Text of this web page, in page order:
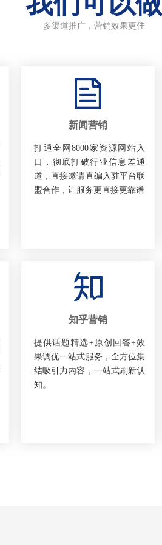
多渠道推广，营销效果更佳
新闻营销
打通全网8000家资源网站入
口，彻底打破行业信息差通
道，直接邀请直编入驻平台联
盟合作，让服务更直接更靠谱
知乎营销
提供话题精选+原创回答+效
果调优一站式服务，全方位集
结吸引力内容，一站式刷新认
知。